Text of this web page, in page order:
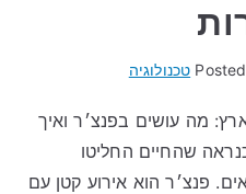
טכנולוגיה
מה עושים בפנצ׳ר ואיך
שהחיים החליטו
פנצ׳ר הוא אירוע קטן עם